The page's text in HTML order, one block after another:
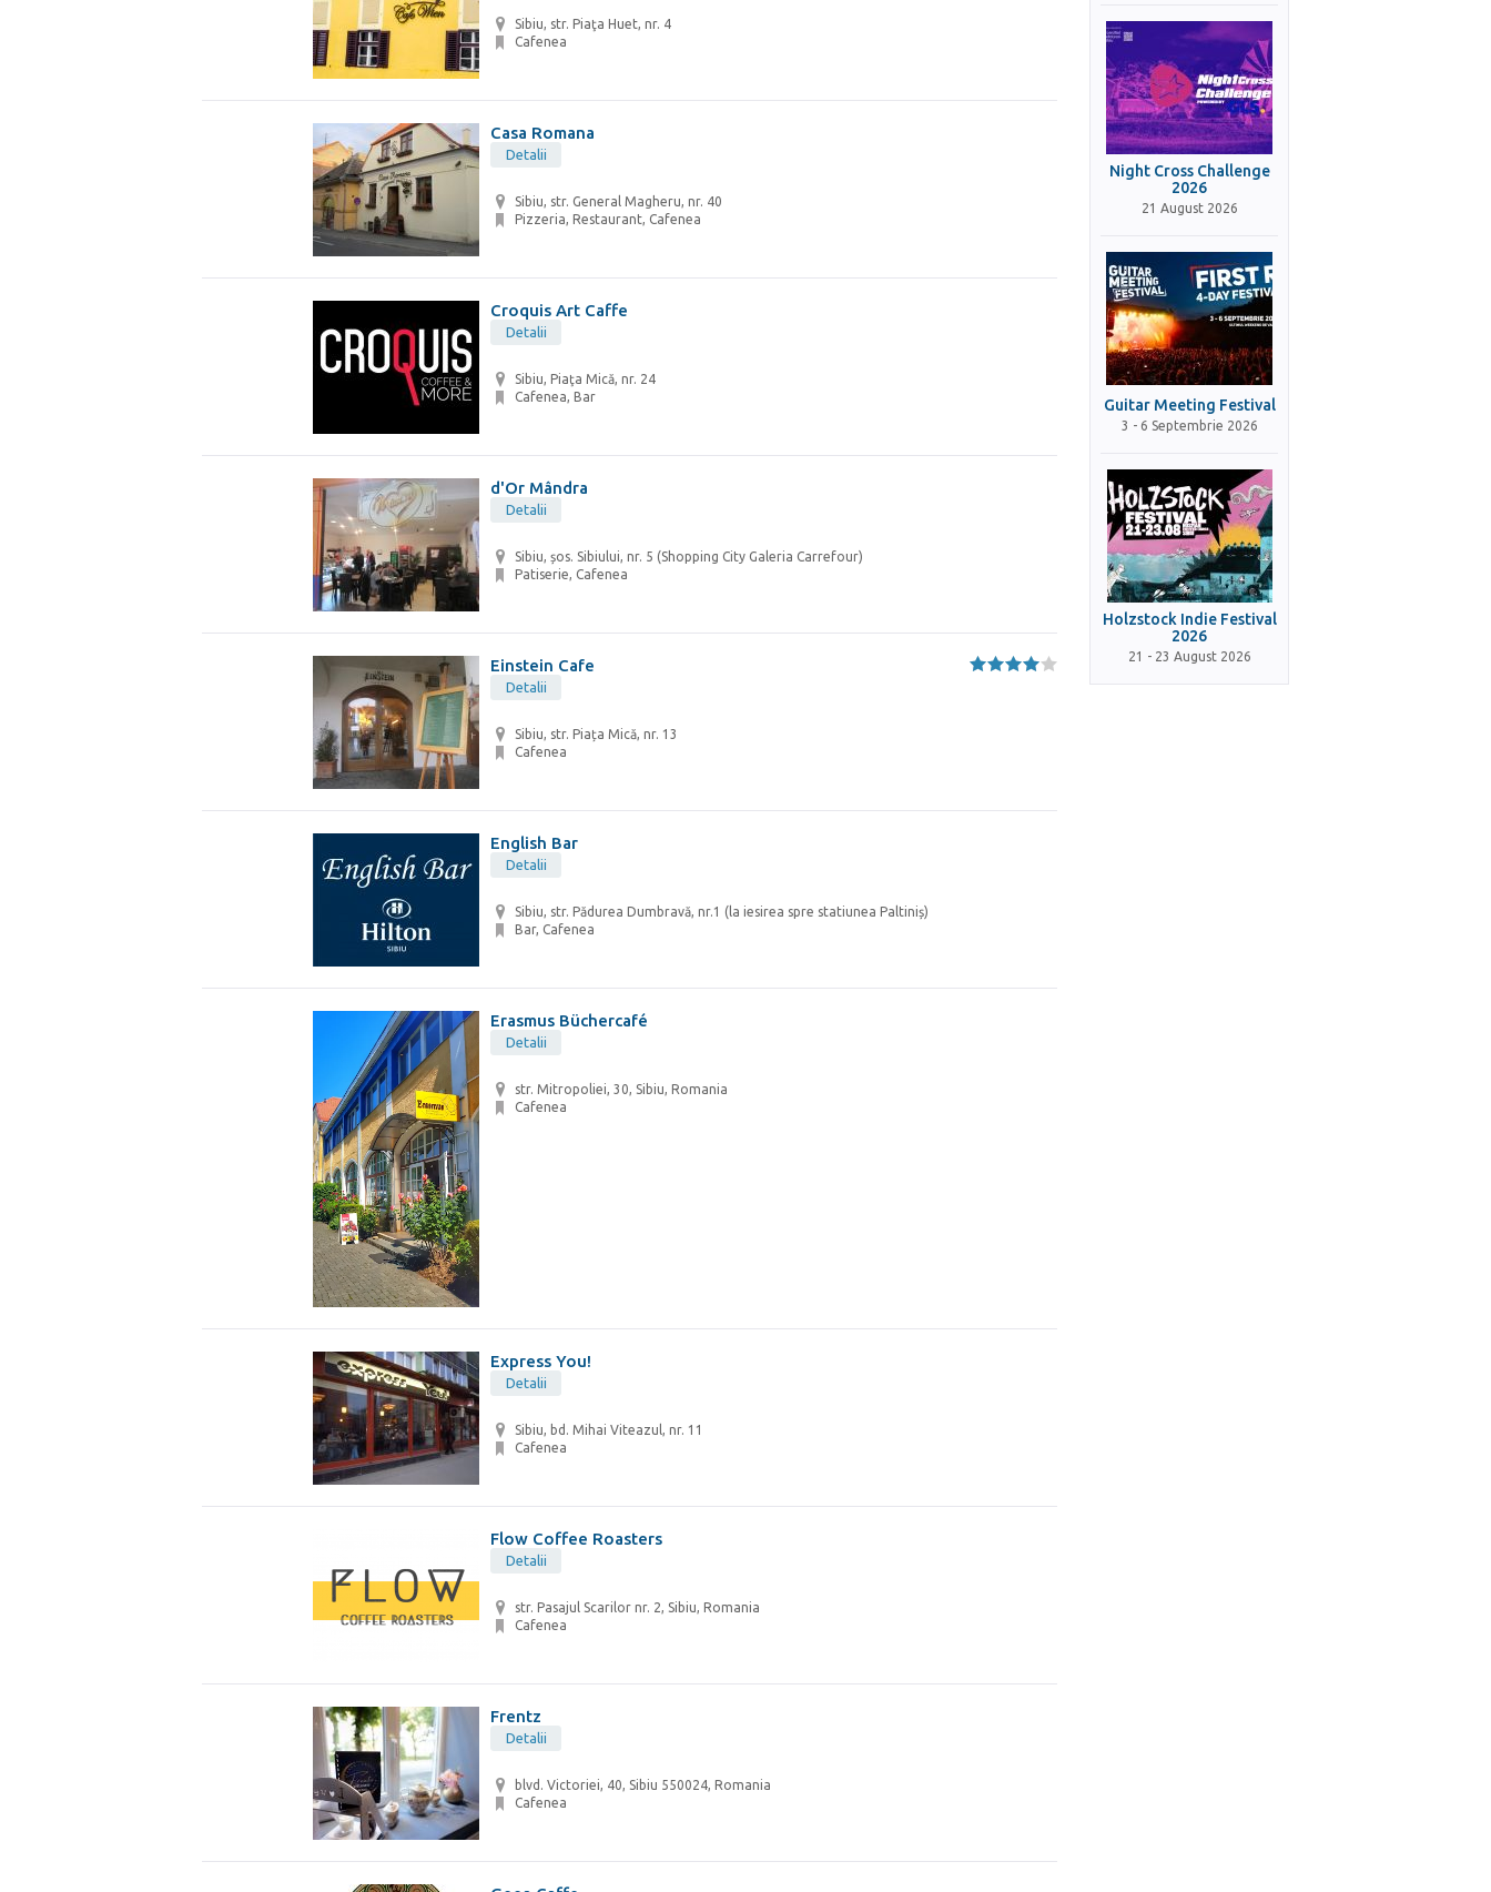
Sibiu, str. Piaţa Huet, nr. 4
Cafenea
Casa Romana
Detalii
Sibiu, str. General Magheru, nr. 40
Pizzeria, Restaurant, Cafenea
Croquis Art Caffe
Detalii
Sibiu, Piaţa Mică, nr. 24
Cafenea, Bar
d'Or Mândra
Detalii
Sibiu, șos. Sibiului, nr. 5 (Shopping City Galeria Carrefour)
Patiserie, Cafenea
Einstein Cafe
Detalii
Sibiu, str. Piața Mică, nr. 13
Cafenea
English Bar
Detalii
Sibiu, str. Pădurea Dumbravă, nr.1 (la iesirea spre statiunea Paltiniș)
Bar, Cafenea
Erasmus Büchercafé
Detalii
str. Mitropoliei, 30, Sibiu, Romania
Cafenea
Express You!
Detalii
Sibiu, bd. Mihai Viteazul, nr. 11
Cafenea
Flow Coffee Roasters
Detalii
str. Pasajul Scarilor nr. 2, Sibiu, Romania
Cafenea
Frentz
Detalii
blvd. Victoriei, 40, Sibiu 550024, Romania
Cafenea
Night Cross Challenge
2026
21 August 2026
Guitar Meeting Festival
3 - 6 Septembrie 2026
Holzstock Indie Festival
2026
21 - 23 August 2026